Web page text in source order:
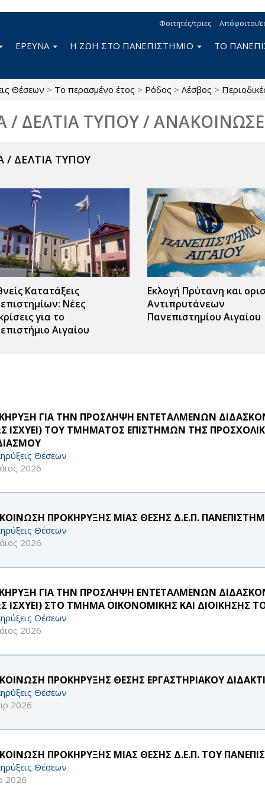
Φοιτητές/τριες Απόφοιτοι/
ΕΡΕΥΝΑ Η ΖΩΗ ΣΤΟ ΠΑΝΕΠΙΣΤΗΜΙΟ ΤΟ
Θέσεων > Το περασμένο έτος > Ρόδος > Λέσβος >
/ ΔΕΛΤΙΑ ΤΥΠΟΥ /
/ ΔΕΛΤΙΑ ΤΥΠΟΥ
Κατατάξεις
Νέες
για το
Αιγαίου
Εκλογή Πρύτανη και
Αντιπρυτάνεων
Πανεπιστημίου Αιγαίου
ΓΙΑ ΤΗΝ ΠΡΟΣΛΗΨΗ ΕΝΤΕΤΑΛΜΕΝΩΝ
ΙΣΧΥΕΙ) ΤΟΥ ΤΜΗΜΑΤΟΣ ΕΠΙΣΤΗΜΩΝ ΤΗΣ
Θέσεων
2026
ΠΡΟΚΗΡΥΞΗΣ ΜΙΑΣ ΘΕΣΗΣ Δ.Ε.Π.
Θέσεων
2026
ΓΙΑ ΤΗΝ ΠΡΟΣΛΗΨΗ ΕΝΤΕΤΑΛΜΕΝΩΝ
ΙΣΧΥΕΙ) ΣΤΟ ΤΜΗΜΑ ΟΙΚΟΝΟΜΙΚΗΣ ΚΑΙ ΔΙΟΙΚΗΣΗΣ
Θέσεων
2026
ΠΡΟΚΗΡΥΞΗΣ ΘΕΣΗΣ ΕΡΓΑΣΤΗΡΙΑΚΟΥ
Θέσεων
2026
ΠΡΟΚΗΡΥΞΗΣ ΜΙΑΣ ΘΕΣΗΣ Δ.Ε.Π. ΤΟΥ
Θέσεων
2026